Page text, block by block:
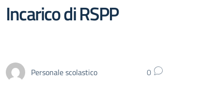
Incarico di RSPP
Personale scolastico 0